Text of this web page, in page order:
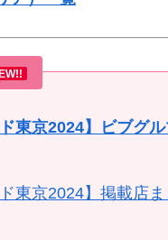
東京2024】ビブグ
東京2024】掲載店